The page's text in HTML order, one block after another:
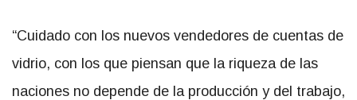
“Cuidado con los nuevos vendedores de cuentas de
vidrio, con los que piensan que la riqueza de las
naciones no depende de la producción y del trabajo,